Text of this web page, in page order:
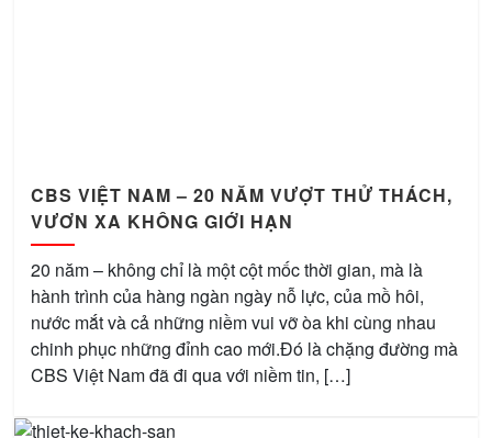
CBS VIỆT NAM – 20 NĂM VƯỢT THỬ THÁCH,
VƯƠN XA KHÔNG GIỚI HẠN
20 năm – không chỉ là một cột mốc thời gian, mà là
hành trình của hàng ngàn ngày nỗ lực, của mồ hôi,
nước mắt và cả những niềm vui vỡ òa khi cùng nhau
chinh phục những đỉnh cao mới.Đó là chặng đường mà
CBS Việt Nam đã đi qua với niềm tin, […]